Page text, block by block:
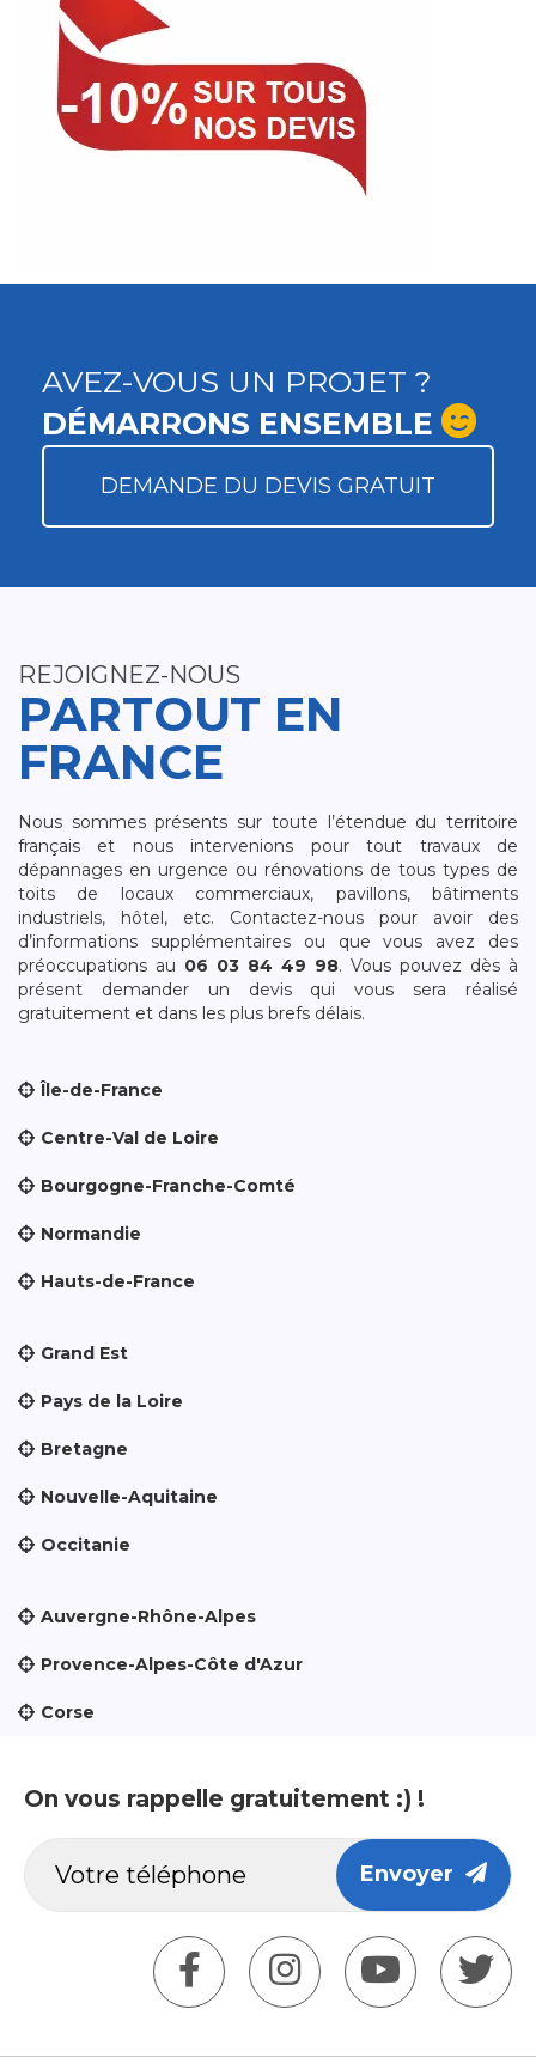
AVEZ-VOUS UN PROJET ?
DÉMARRONS ENSEMBLE
DEMANDE DU DEVIS GRATUIT
REJOIGNEZ-NOUS
PARTOUT EN
FRANCE
Nous sommes présents sur toute l’étendue du territoire
français et nous intervenions pour tout travaux de
dépannages en urgence ou rénovations de tous types de
toits de locaux commerciaux, pavillons, bâtiments
industriels, hôtel, etc. Contactez-nous pour avoir des
d’informations supplémentaires ou que vous avez des
préoccupations au 06 03 84 49 98. Vous pouvez dès à
présent demander un devis qui vous sera réalisé
gratuitement et dans les plus brefs délais.
Île-de-France
Centre-Val de Loire
Bourgogne-Franche-Comté
Normandie
Hauts-de-France
Grand Est
Pays de la Loire
Bretagne
Nouvelle-Aquitaine
Occitanie
Auvergne-Rhône-Alpes
Provence-Alpes-Côte d'Azur
Corse
On vous rappelle gratuitement :) !
Envoyer